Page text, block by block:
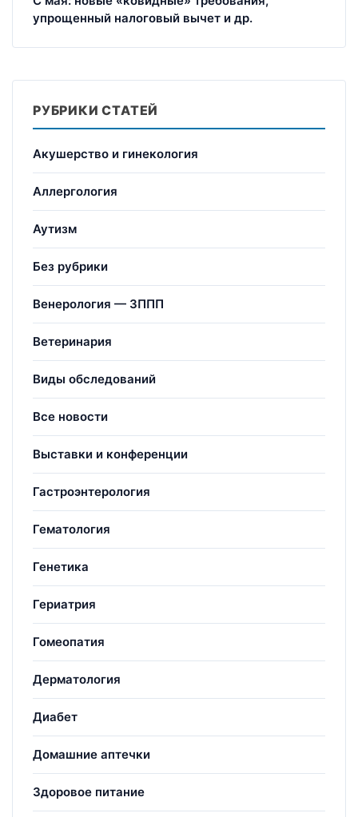
упрощенный налоговый вычет и др.
РУБРИКИ СТАТЕЙ
Акушерство и гинекология
Аллергология
Аутизм
Без рубрики
Венерология — ЗППП
Ветеринария
Виды обследований
Все новости
Выставки и конференции
Гастроэнтерология
Гематология
Генетика
Гериатрия
Гомеопатия
Дерматология
Диабет
Домашние аптечки
Здоровое питание